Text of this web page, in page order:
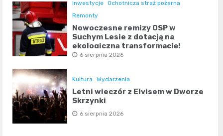
Inwestycje Ochotnicza straż pożarna
Remonty
Nowoczesne remizy OSP w
Suchym Lesie z dotacją na
ekologiczną transformację!
6 sierpnia 2026
Kultura Wydarzenia
Letni wieczór z Elvisem w Dworze
Skrzynki
6 sierpnia 2026